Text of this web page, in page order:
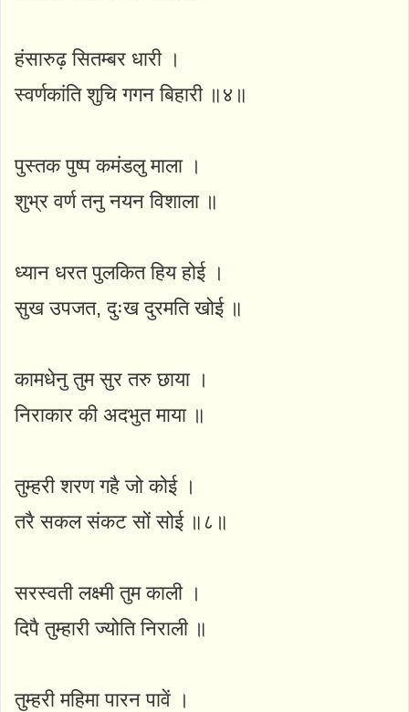
हंसारुढ़ सितम्बर धारी ।
स्वर्णकांति शुचि गगन बिहारी ॥४॥
पुस्तक पुष्प कमंडलु माला ।
शुभ्र वर्ण तनु नयन विशाला ॥
ध्यान धरत पुलकित हिय होई ।
सुख उपजत, दुःख दुरमति खोई ॥
कामधेनु तुम सुर तरु छाया ।
निराकार की अदभुत माया ॥
तुम्हरी शरण गहै जो कोई ।
तरै सकल संकट सों सोई ॥८॥
सरस्वती लक्ष्मी तुम काली ।
दिपै तुम्हारी ज्योति निराली ॥
तुम्हरी महिमा पारन पावें ।